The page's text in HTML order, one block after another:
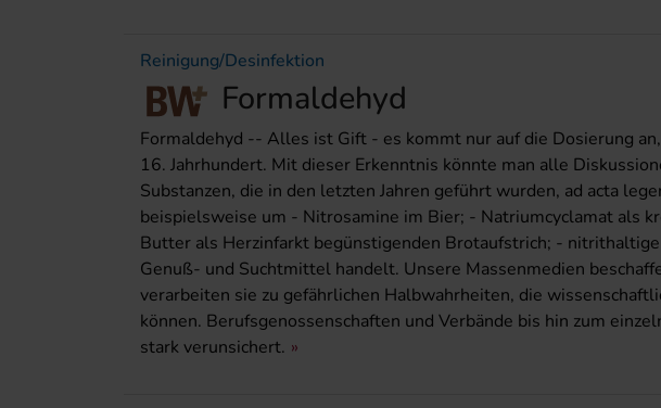
Reinigung/Desinfektion
Formaldehyd
Formaldehyd -- Alles ist Gift - es kommt nur auf die Dosierung
16. Jahrhundert. Mit dieser Erkenntnis könnte man alle
Substanzen, die in den letzten Jahren geführt wurden, ad acta
beispielsweise um - Nitrosamine im Bier; - Natriumcyclamat als
Butter als Herzinfarkt begünstigenden Brotaufstrich; -
Genuß- und Suchtmittel handelt. Unsere Massenmedien
verarbeiten sie zu gefährlichen Halbwahrheiten, die
können. Berufsgenossenschaften und Verbände bis hin zum
stark verunsichert.